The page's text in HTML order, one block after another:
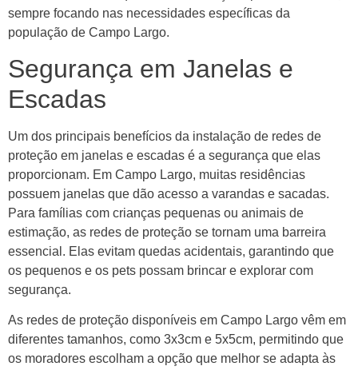
sempre focando nas necessidades específicas da
população de Campo Largo.
Segurança em Janelas e
Escadas
Um dos principais benefícios da instalação de redes de
proteção em janelas e escadas é a segurança que elas
proporcionam. Em Campo Largo, muitas residências
possuem janelas que dão acesso a varandas e sacadas.
Para famílias com crianças pequenas ou animais de
estimação, as redes de proteção se tornam uma barreira
essencial. Elas evitam quedas acidentais, garantindo que
os pequenos e os pets possam brincar e explorar com
segurança.
As redes de proteção disponíveis em Campo Largo vêm em
diferentes tamanhos, como 3x3cm e 5x5cm, permitindo que
os moradores escolham a opção que melhor se adapta às